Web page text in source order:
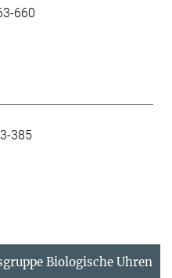
660
385
Biologische Uhren